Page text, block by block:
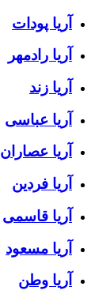
آریا پودات
آریا رادمهر
آریا زند
آریا عباسی
آریا عصاران
آریا فردین
آریا قاسمی
آریا مسعود
آریا وطن